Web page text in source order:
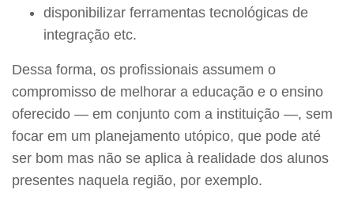
disponibilizar ferramentas tecnológicas de
integração etc.
Dessa forma, os profissionais assumem o
compromisso de melhorar a educação e o ensino
oferecido — em conjunto com a instituição —, sem
focar em um planejamento utópico, que pode até
ser bom mas não se aplica à realidade dos alunos
presentes naquela região, por exemplo.